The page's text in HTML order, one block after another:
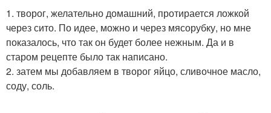
1. творог, желательно домашний, протирается ложкой
через сито. По идее, можно и через мясорубку, но мне
показалось, что так он будет более нежным. Да и в
старом рецепте было так написано.
2. затем мы добавляем в творог яйцо, сливочное масло,
соду, соль.